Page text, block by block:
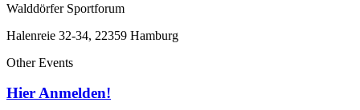
Walddörfer Sportforum
Halenreie 32-34, 22359 Hamburg
Other Events
Hier Anmelden!